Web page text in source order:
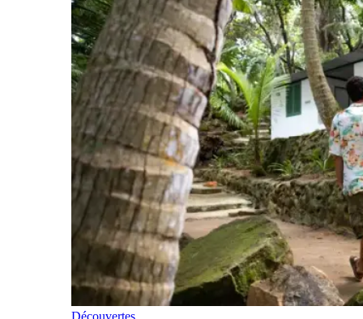
Découvertes